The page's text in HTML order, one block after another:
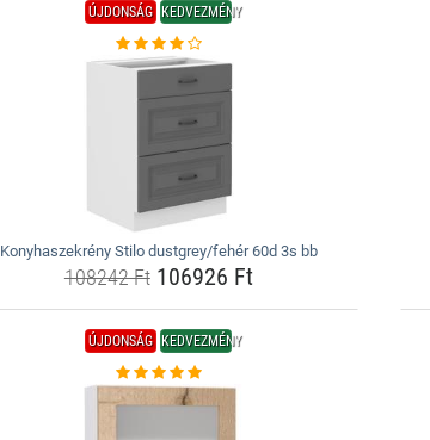
ÚJDONSÁG KEDVEZMÉNY
Konyhaszekrény Stilo dustgrey/fehér 60d 3s bb
108242 Ft106926 Ft
ÚJDONSÁG KEDVEZMÉNY